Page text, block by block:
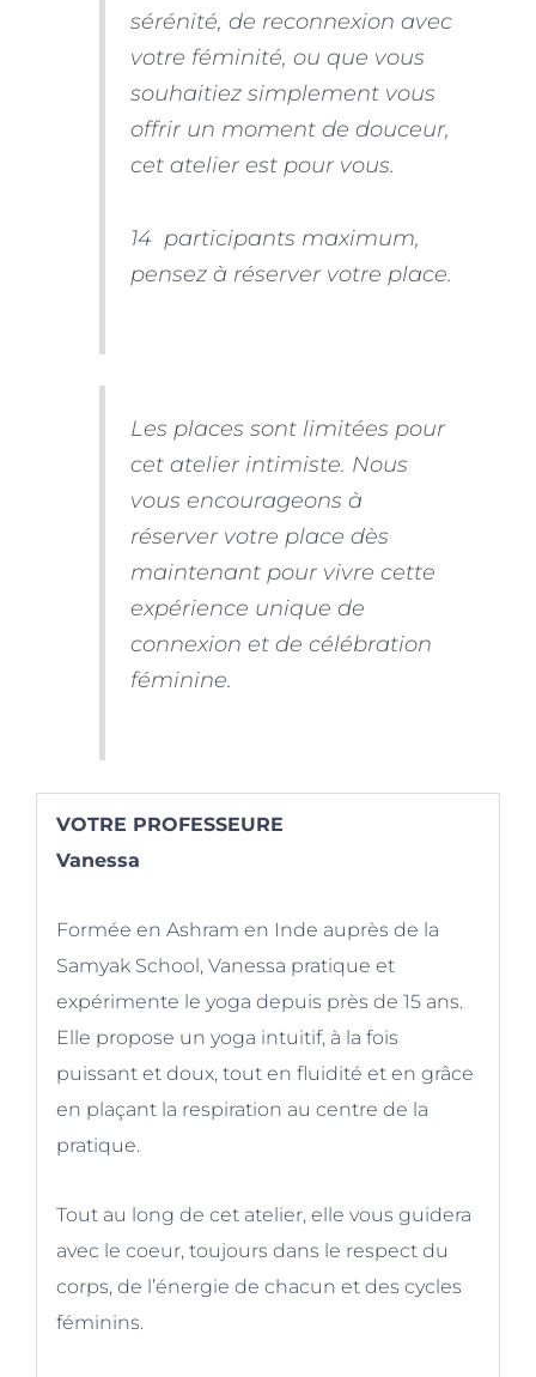
sérénité, de reconnexion avec
votre féminité, ou que vous
souhaitiez simplement vous
offrir un moment de douceur,
cet atelier est pour vous.
14 participants maximum,
pensez à réserver votre place.
Les places sont limitées pour
cet atelier intimiste. Nous
vous encourageons à
réserver votre place dès
maintenant pour vivre cette
expérience unique de
connexion et de célébration
féminine.
VOTRE PROFESSEURE
Vanessa
Formée en Ashram en Inde auprès de la
Samyak School, Vanessa pratique et
expérimente le yoga depuis près de 15 ans.
Elle propose un yoga intuitif, à la fois
puissant et doux, tout en fluidité et en grâce
en plaçant la respiration au centre de la
pratique.
Tout au long de cet atelier, elle vous guidera
avec le coeur, toujours dans le respect du
corps, de l’énergie de chacun et des cycles
féminins.